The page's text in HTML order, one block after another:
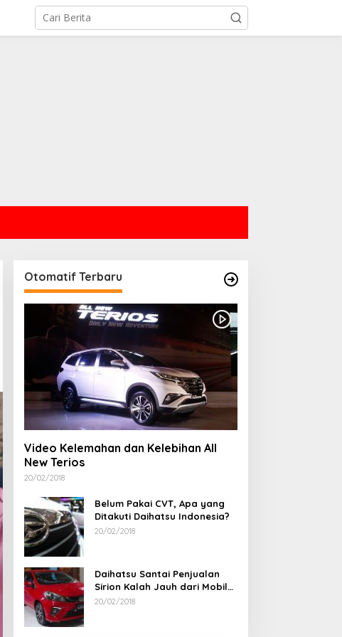
Otomatif Terbaru
Video Kelemahan dan Kelebihan All
New Terios
20/02/2018
Belum Pakai CVT, Apa yang
Ditakuti Daihatsu Indonesia?
20/02/2018
Daihatsu Santai Penjualan
Sirion Kalah Jauh dari Mobil
LCGC
20/02/2018